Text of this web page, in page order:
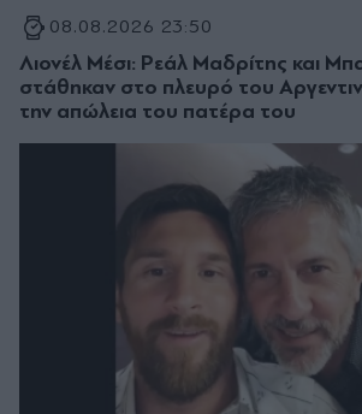
08.08.2026 23:50
Λιονέλ Μέσι: Ρεάλ Μαδρίτης και
στάθηκαν στο πλευρό του
την απώλεια του πατέρα του